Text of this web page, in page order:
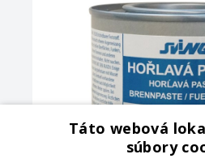
Táto webová
súbory